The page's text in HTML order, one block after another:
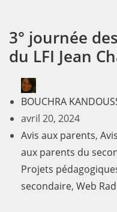
3° journée
du LFI Jean
BOUCHRA
avril 20, 2024
Avis aux parents,
aux parents du
Projets
secondaire, Web